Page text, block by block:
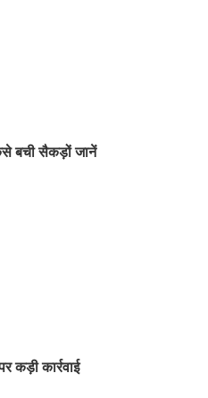
बची सैकड़ों जानें
कड़ी कार्रवाई